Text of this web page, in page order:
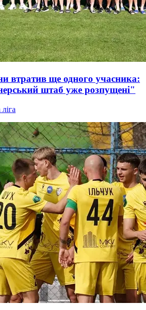
втратив ще одного учасника:
штаб уже розпущені"